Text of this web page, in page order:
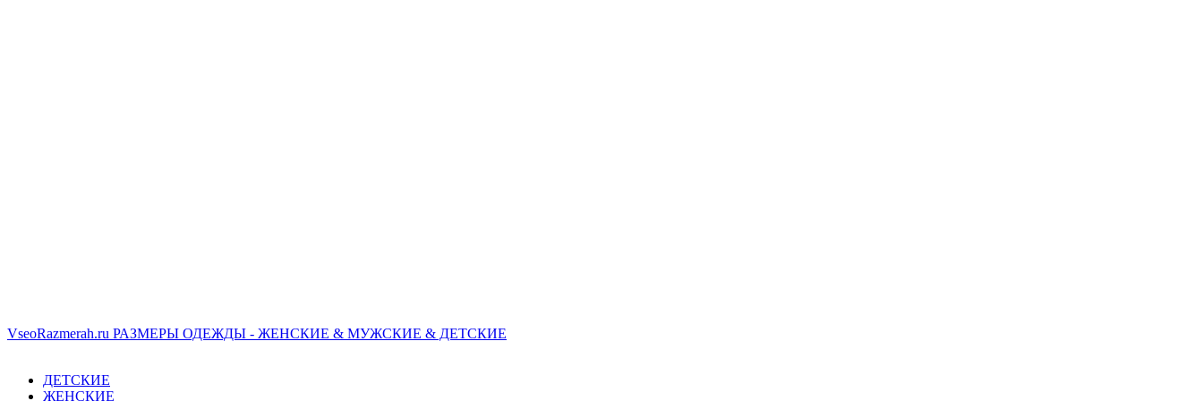
VseoRazmerah.ru РАЗМЕРЫ ОДЕЖДЫ - ЖЕНСКИЕ & МУЖСКИЕ & ДЕТСКИЕ
ДЕТСКИЕ
ЖЕНСКИЕ